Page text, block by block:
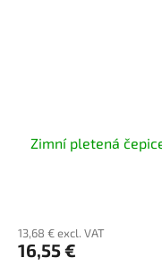
Zimní pletená
13,68 € excl. VAT
16,55 €